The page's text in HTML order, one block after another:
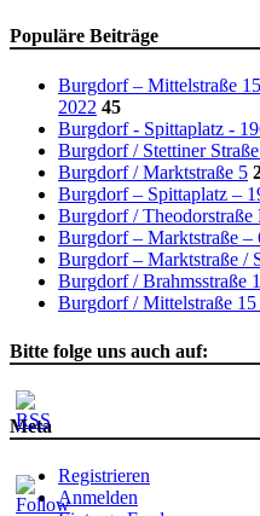
Populäre Beiträge
Burgdorf – Mittelstraße
2022 45
Burgdorf - Spittaplatz -
Burgdorf / Stettiner
Burgdorf / Marktstraße 5
Burgdorf – Spittaplatz –
Burgdorf /
Burgdorf – Marktstraße –
Burgdorf – Marktstraße /
Burgdorf / Brahmsstraße
Burgdorf / Mittelstraße
Bitte folge uns auch auf:
Meta
Registrieren
Anmelden